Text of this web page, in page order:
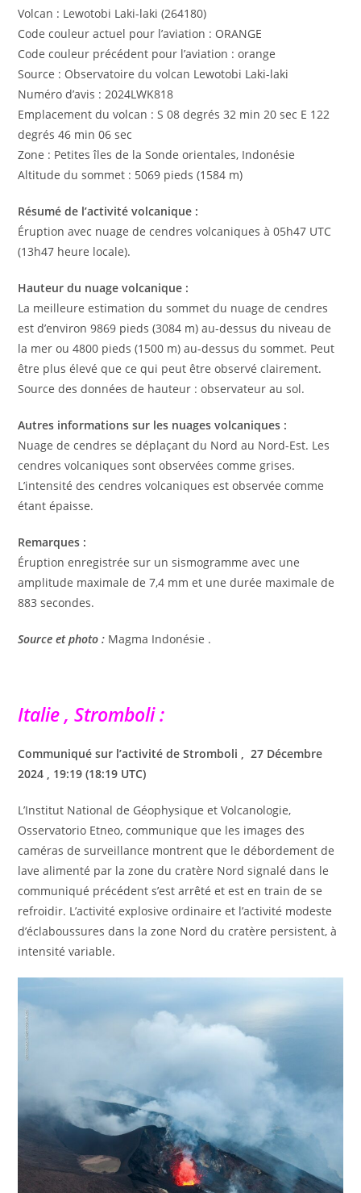
Volcan : Lewotobi Laki-laki (264180)
Code couleur actuel pour l’aviation : ORANGE
Code couleur précédent pour l’aviation : orange
Source : Observatoire du volcan Lewotobi Laki-laki
Numéro d’avis : 2024LWK818
Emplacement du volcan : S 08 degrés 32 min 20 sec E 122
degrés 46 min 06 sec
Zone : Petites îles de la Sonde orientales, Indonésie
Altitude du sommet : 5069 pieds (1584 m)
Résumé de l’activité volcanique :
Éruption avec nuage de cendres volcaniques à 05h47 UTC
(13h47 heure locale).
Hauteur du nuage volcanique :
La meilleure estimation du sommet du nuage de cendres
est d’environ 9869 pieds (3084 m) au-dessus du niveau de
la mer ou 4800 pieds (1500 m) au-dessus du sommet. Peut
être plus élevé que ce qui peut être observé clairement.
Source des données de hauteur : observateur au sol.
Autres informations sur les nuages ​​volcaniques :
Nuage de cendres se déplaçant du Nord au Nord-Est. Les
cendres volcaniques sont observées comme grises.
L’intensité des cendres volcaniques est observée comme
étant épaisse.
Remarques :
Éruption enregistrée sur un sismogramme avec une
amplitude maximale de 7,4 mm et une durée maximale de
883 secondes.
Source et photo : Magma Indonésie .
Italie , Stromboli :
Communiqué sur l’activité de Stromboli , 27 Décembre
2024 , 19:19 (18:19 UTC)
L’Institut National de Géophysique et Volcanologie,
Osservatorio Etneo, communique que les images des
caméras de surveillance montrent que le débordement de
lave alimenté par la zone du cratère Nord signalé dans le
communiqué précédent s’est arrêté et est en train de se
refroidir. L’activité explosive ordinaire et l’activité modeste
d’éclaboussures dans la zone Nord du cratère persistent, à
intensité variable.